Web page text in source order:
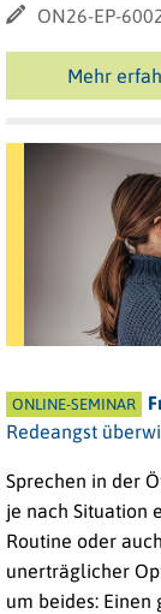
ON26-EP-
Mehr
ONLINE-SEMINAR
Redeangst
Sprechen in der
je nach Situation
Routine oder
unerträglicher
um beides: